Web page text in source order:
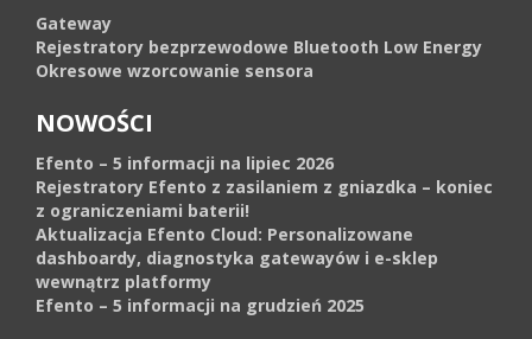
Gateway
Rejestratory bezprzewodowe Bluetooth Low Energy
Okresowe wzorcowanie sensora
NOWOŚCI
Efento – 5 informacji na lipiec 2026
Rejestratory Efento z zasilaniem z gniazdka – koniec
z ograniczeniami baterii!
Aktualizacja Efento Cloud: Personalizowane
dashboardy, diagnostyka gatewayów i e-sklep
wewnątrz platformy
Efento – 5 informacji na grudzień 2025